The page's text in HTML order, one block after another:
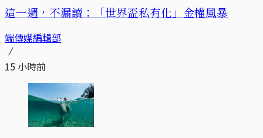
這一週，不漏讀：「世界盃私有化」金權風暴
端傳媒編輯部
15 小時前